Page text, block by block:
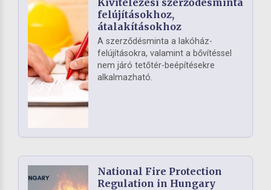
felújításokhoz,
átalakításokhoz
A szerződésminta a lakóház-
felújításokra, valamint a bővítéssel
nem járó tetőtér-beépítésekre
alkalmazható.
National Fire Protection
Regulation in Hungary